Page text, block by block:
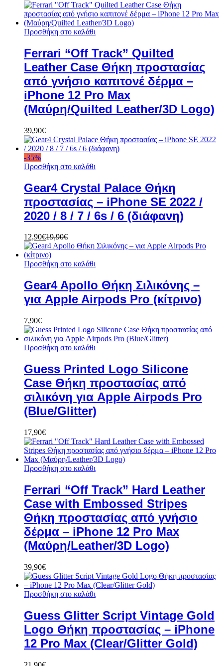
Προσθήκη στο καλάθι
Ferrari “Off Track” Quilted
Leather Case Θήκη προστασίας
από γνήσιο καπιτονέ δέρμα –
iPhone 12 Pro Max
(Μαύρη/Quilted Leather/3D Logo)
39,90€
-35%
Προσθήκη στο καλάθι
Gear4 Crystal Palace Θήκη
προστασίας – iPhone SE 2022 /
2020 / 8 / 7 / 6s / 6 (διάφανη)
12,90€19,90€
Προσθήκη στο καλάθι
Gear4 Apollo Θήκη Σιλικόνης –
για Apple Airpods Pro (κίτρινο)
7,90€
Προσθήκη στο καλάθι
Guess Printed Logo Silicone
Case Θήκη προστασίας από
σιλικόνη για Apple Airpods Pro
(Blue/Glitter)
17,90€
Προσθήκη στο καλάθι
Ferrari “Off Track” Hard Leather
Case with Embossed Stripes
Θήκη προστασίας από γνήσιο
δέρμα – iPhone 12 Pro Max
(Μαύρη/Leather/3D Logo)
39,90€
Προσθήκη στο καλάθι
Guess Glitter Script Vintage Gold
Logo Θήκη προστασίας – iPhone
12 Pro Max (Clear/Glitter Gold)